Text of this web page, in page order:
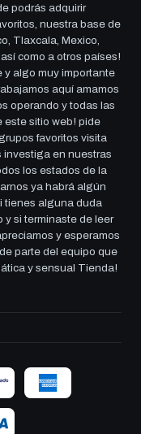
podrás adquirir
nuestra base de
Tlaxcala, Mexico,
como a otros países!
y algo muy importante
aquí amamos
operando y todas las
este sitio web! pide
favoritos visita
en nuestras
los estados de la
ya habrá algún
tienes alguna duda
y si terminaste de leer
y esperamos
parte del equipo que
y sensual Tienda!